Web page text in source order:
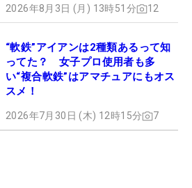
2026年8月3日 (月) 13時51分 12
“軟鉄”アイアンは2種類あるって知
ってた？ 女子プロ使用者も多
い“複合軟鉄”はアマチュアにもオス
スメ！
2026年7月30日 (木) 12時15分 7